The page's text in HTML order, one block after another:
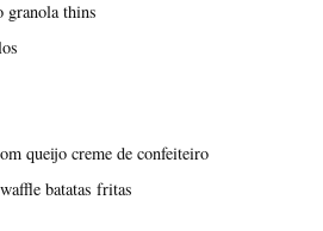
granola thins
queijo creme de confeiteiro
batatas fritas